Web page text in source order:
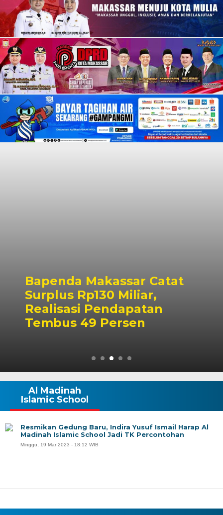
Bapenda Makassar Catat
Surplus Rp130 Miliar,
Realisasi Pendapatan
Tembus 49 Persen
Al Madinah
Islamic School
Resmikan Gedung Baru, Indira Yusuf Ismail Harap Al
Madinah Islamic School Jadi TK Percontohan
Minggu, 19 Mar 2023 - 18:12 WIB